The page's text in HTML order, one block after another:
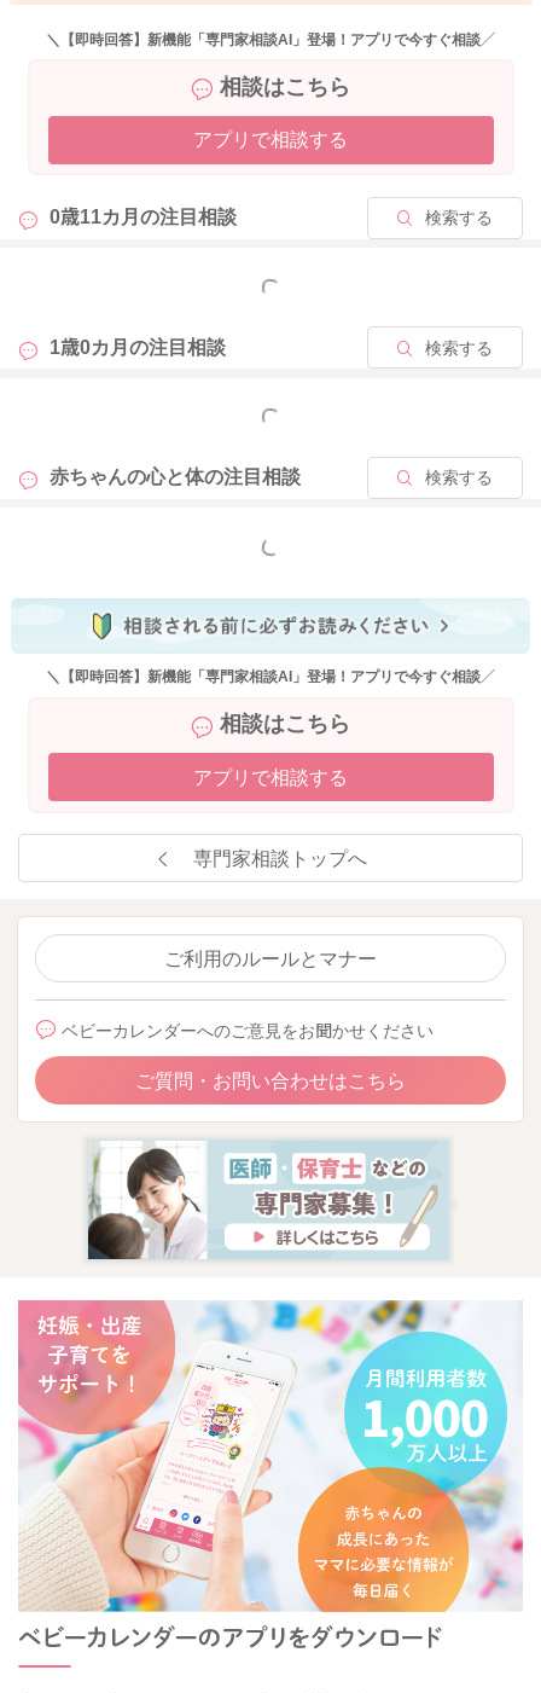
たくさん集まるところに慣れていることもあるのかもしれませ
んね。
っていたことも経験としてよかったのかもしれません。
お家で泣くことはないようですが、りえさんの姿が見えないと
うに動いている様子ですね。
後追いに当てはまるのではないかなと思いますよ。
後追いの程度もさまざまでもあります。
またもう少し月齢が進むことで、変わることもあるかもしれな
＼【即時回答】新機能「専門家相談AI」登場！アプリで今すぐ相談／
相談はこちら
アプリで相談する
0歳11カ月の注目相談 検索する
もっと見る
1歳0カ月の注目相談 検索する
もっと見る
赤ちゃんの心と体の注目相談 検索する
もっと見る
＼【即時回答】新機能「専門家相談AI」登場！アプリで今すぐ相談／
相談はこちら
アプリで相談する
専門家相談トップへ
ご利用のルールとマナー
ベビーカレンダーへのご意見をお聞かせください
ご質問・お問い合わせはこちら